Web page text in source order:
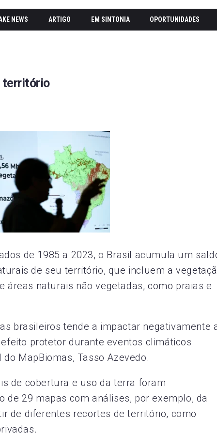
NEWS ARTIGO EM SINTONIA OPORTUNIDADES
território
de 1985 a 2023, o Brasil acumula um
de seu território, que incluem a
áreas naturais não vegetadas, como praias e
brasileiros tende a impactar negativamente
protetor durante eventos climáticos
MapBiomas, Tasso Azevedo.
de cobertura e uso da terra foram
de 29 mapas com análises, por exemplo, da
de diferentes recortes de território, como